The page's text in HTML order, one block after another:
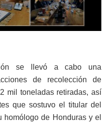
se llevó a cabo una
de recolección de
mil toneladas retiradas, así
que sostuvo el titular del
homólogo de Honduras y el